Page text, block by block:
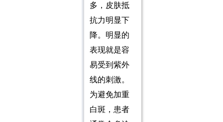
多，皮肤抵
抗力明显下
降。明显的
表现就是容
易受到紫外
线的刺激。
为避免加重
白斑，患者